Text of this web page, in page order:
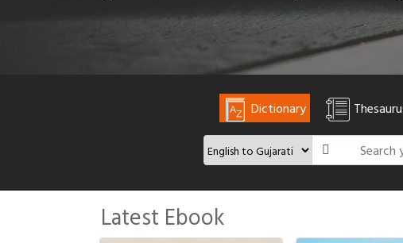
Dictionary
Latest Ebook